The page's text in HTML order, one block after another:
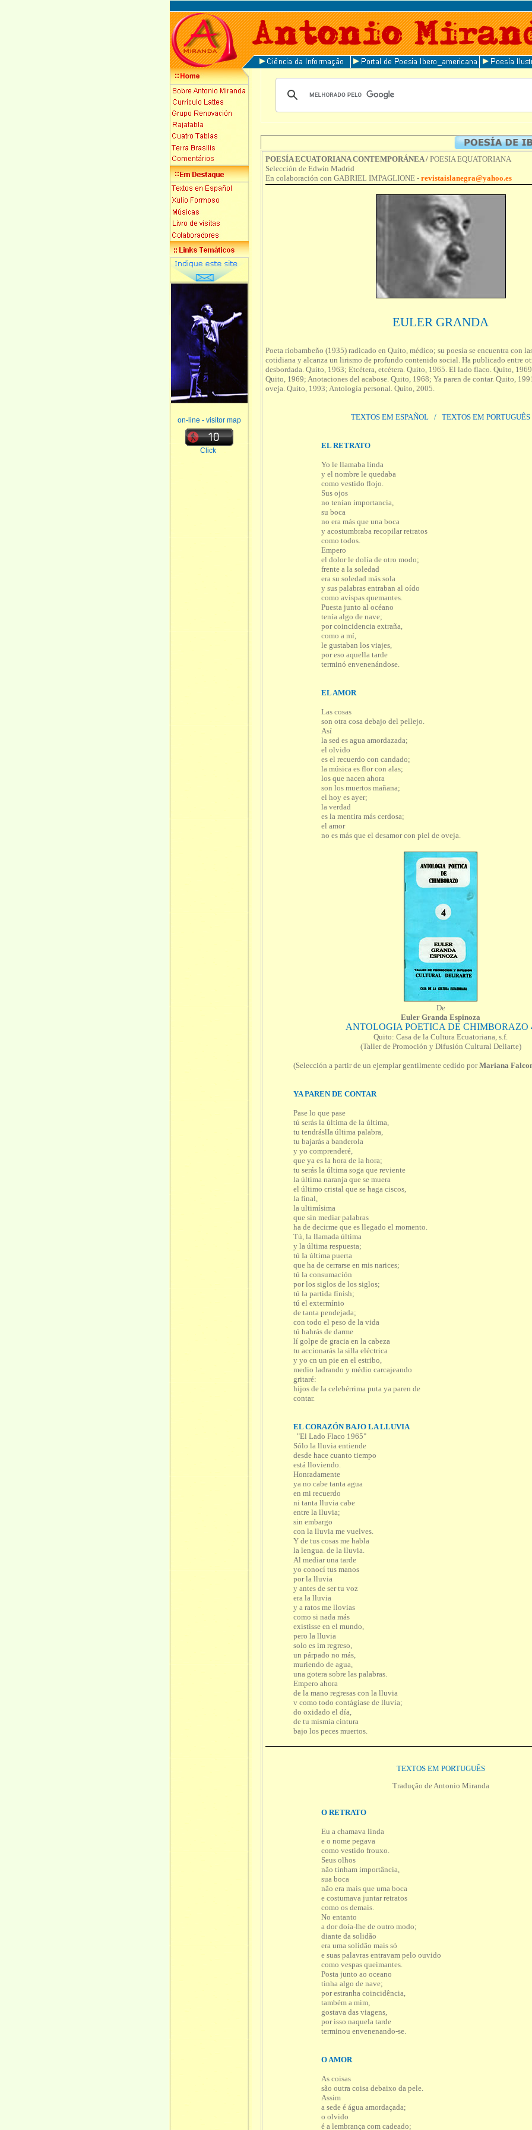
on-line - visitor map
Click
POESÍA ECUATORIANA CONTEMPORÁNEA / POESIA EQUATORIANA
Selección de Edwin Madrid
En colaboración con GABRIEL IMPAGLIONE - revistaislanegra@yahoo.es
EULER GRANDA
Poeta riobambeño (1935) radicado en Quito, médico; su poesía se encuentra con
cotidiana y alcanza un lirismo de profundo contenido social. Ha publicado entre
desbordada. Quito, 1963; Etcétera, etcétera. Quito, 1965. El lado flaco. Quito,
Quito, 1969; Anotaciones del acabose. Quito, 1968; Ya paren de contar. Quito,
oveja. Quito, 1993; Antología personal. Quito, 2005.
TEXTOS EM ESPAÑOL / TEXTOS EM PORTUGUÊS
EL RETRATO
Yo le llamaba linda
y el nombre le quedaba
como vestido flojo.
Sus ojos
no tenían importancia,
su boca
no era más que una boca
y acostumbraba recopilar retratos
como todos.
Empero
el dolor le dolía de otro modo;
frente a la soledad
era su soledad más sola
y sus palabras entraban al oído
como avispas quemantes.
Puesta junto al océano
tenía algo de nave;
por coincidencia extraña,
como a mí,
le gustaban los viajes,
por eso aquella tarde
terminó envenenándose.
EL AMOR
Las cosas
son otra cosa debajo del pellejo.
Así
la sed es agua amordazada;
el olvido
es el recuerdo con candado;
la música es flor con alas;
los que nacen ahora
son los muertos mañana;
el hoy es ayer;
la verdad
es la mentira más cerdosa;
el amor
no es más que el desamor con piel de oveja.
De
Euler Granda Espinoza
ANTOLOGIA POETICA DE CHIMBORAZO
Quito: Casa de la Cultura Ecuatoriana, s.f.
(Taller de Promoción y Difusión Cultural Deliarte)
(Selección a partir de un ejemplar gentilmente cedido porMariana
YA PAREN DE CONTAR
Pase lo que pase
tú serás la última de la última,
tu tendráslIa última palabra,
tu bajarás a banderola
y yo comprenderé,
que ya es la hora de la hora;
tu serás la última soga que reviente
la última naranja que se muera
el último cristal que se haga ciscos,
la final,
la ultimísima
que sin mediar palabras
ha de decirme que es llegado el momento.
Tú, la llamada última
y la última respuesta;
tú Ia última puerta
que ha de cerrarse en mis narices;
tú la consumación
por los siglos de los siglos;
tú la partida fínish;
tú el extermínio
de tanta pendejada;
con todo el peso de la vida
tú hahrás de darme
lí golpe de gracia en la cabeza
tu accionarás la silla eléctrica
y yo cn un pie en el estribo,
medio ladrando y médio carcajeando
gritaré:
hijos de la celebérrima puta ya paren de
contar.
EL CORAZÓN BAJO LA LLUVIA
"El Lado Flaco 1965"
Sólo la lluvia entiende
desde hace cuanto tiempo
está lloviendo.
Honradamente
ya no cabe tanta agua
en mi recuerdo
ni tanta lluvia cabe
entre la lluvia;
sin embargo
con la lluvia me vuelves.
Y de tus cosas me habla
la lengua. de la lluvia.
Al mediar una tarde
yo conocí tus manos
por la lluvia
y antes de ser tu voz
era la lluvia
y a ratos me llovias
como si nada más
existisse en el mundo,
pero la lluvia
solo es im regreso,
un párpado no más,
muriendo de agua,
una gotera sobre las palabras.
Empero ahora
de la mano regresas con la lluvia
v como todo contágiase de lluvia;
do oxidado el día,
de tu mismia cintura
bajo los peces muertos.
TEXTOS EM PORTUGUÊS
Tradução de Antonio Miranda
O RETRATO
Eu a chamava linda
e o nome pegava
como vestido frouxo.
Seus olhos
não tinham importância,
sua boca
não era mais que uma boca
e costumava juntar retratos
como os demais.
No entanto
a dor doía-lhe de outro modo;
diante da solidão
era uma solidão mais só
e suas palavras entravam pelo ouvido
como vespas queimantes.
Posta junto ao oceano
tinha algo de nave;
por estranha coincidência,
também a mim,
gostava das viagens,
por isso naquela tarde
terminou envenenando-se.
O AMOR
As coisas
são outra coisa debaixo da pele.
Assim
a sede é água amordaçada;
o olvido
é a lembrança com cadeado;